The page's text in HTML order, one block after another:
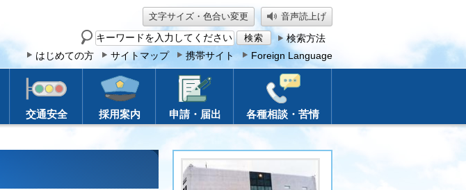
文字サイズ・色合い変更 音声読上げ
サ
イ
ト
検索方法
はじめての方
サイトマップ 携帯サイト Foreign Language
交通安全 採用案内 申請・届出 各種相談・苦情